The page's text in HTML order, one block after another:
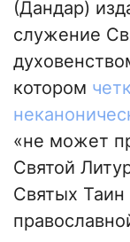
(Дандар)
служение
котором
«не может
Святой
Святых